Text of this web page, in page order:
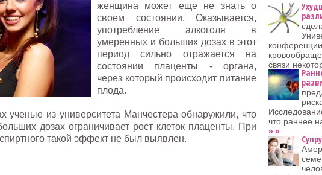
женщина может еще не знать о
своем состоянии. Оказывается,
употребление алкоголя в
умеренных и больших дозах в этот
период сильно отражается на
состоянии плаценты - органа,
через который происходит питание
плода.
ученые из университета Манчестера обнаружили, что
дозах ограничивает рост клеток плаценты. При
такой эффект не был выявлен.
связи
что раннее
» »